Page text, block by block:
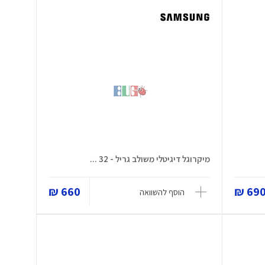
690
מיקרוגל דיגיטלי משולב גריל - 32 ...
הוסף להשוואה 660 ₪